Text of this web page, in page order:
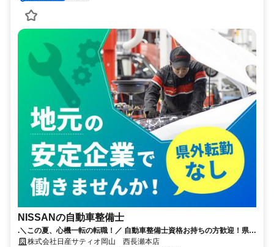
NISSANの自動車整備士
.＼この夏、心機一転の転職！／ 自動車整備士資格お持ちの方歓迎！県外
への転勤無し！誰もが知る安心な会社！賞与5.2か月支給！（昨年度実
株式会社日産サティオ岡山 西長瀬本店